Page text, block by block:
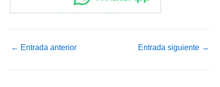
← Entrada anterior Entrada siguiente →